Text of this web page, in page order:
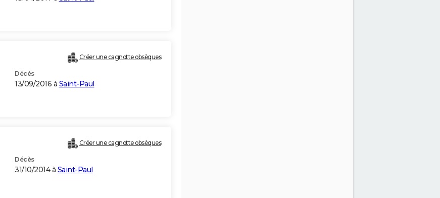
Créer une cagnotte obsèques
Décès
13/09/2016 à Saint-Paul
Créer une cagnotte obsèques
Décès
31/10/2014 à Saint-Paul